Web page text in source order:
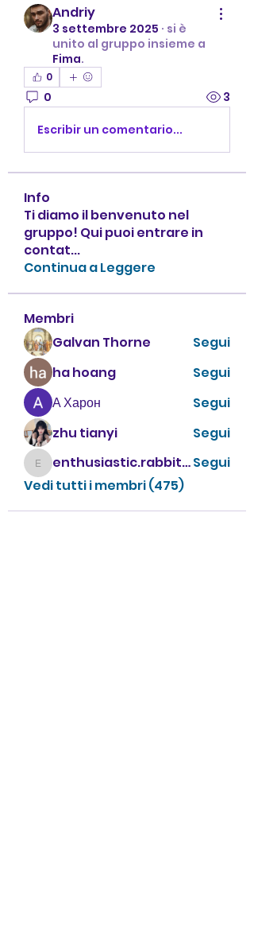
Andriy
3 settembre 2025 · si è
unito al gruppo insieme a
Fima.
0
0 3
Escribir un comentario...
Info
Ti diamo il benvenuto nel
gruppo! Qui puoi entrare in
contat...
Continua a Leggere
Membri
Galvan Thorne
Segui
ha hoang
Segui
А Харон
Segui
zhu tianyi
Segui
enthusiastic.rabbit.uhur enthusiastic.rabbit.uhurSegui
Vedi tutti i membri (475)